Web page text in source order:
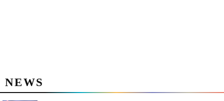
NEWS